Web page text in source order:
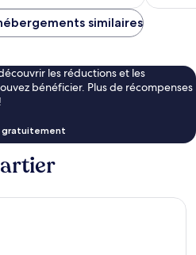
de
similaires
les réductions et les
bénéficier. Plus de récompenses
gratuitement